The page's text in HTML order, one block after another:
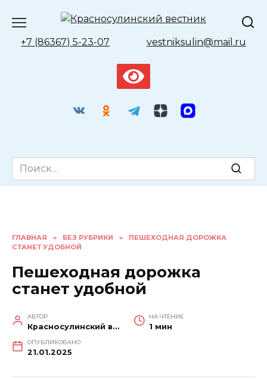
содержанию
+7 (86367) 5-23-07 vestniksulin@mail.ru
Search
for:
ГЛАВНАЯ » БЕЗ РУБРИКИ »
ПЕШЕХОДНАЯ ДОРОЖКА
СТАНЕТ УДОБНОЙ
Пешеходная дорожка
станет удобной
АВТОР
Красносулинский вестник
НА ЧТЕНИЕ
1 мин
ОПУБЛИКОВАНО
21.01.2025